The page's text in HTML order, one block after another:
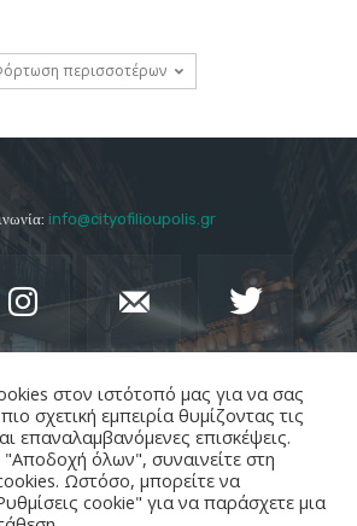
περισσοτέρων
info@cityofilioupolis.gr
στον ιστότοπό μας για να σας
σχετική εμπειρία θυμίζοντας τις
επαναλαμβανόμενες επισκέψεις.
"Αποδοχή όλων", συναινείτε στη
Ωστόσο, μπορείτε να
cookie" για να παράσχετε μια